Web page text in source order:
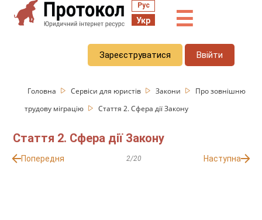
Рус
Укр ☰
Зареєструватися Ввійти
Головна Сервіси для юристів Закони
Про зовнішню
трудову міграцію
Стаття 2. Сфера дії Закону
Стаття 2. Сфера дії Закону
Попередня 2/20 Наступна